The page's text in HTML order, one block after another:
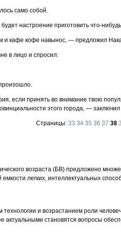
само собой.
настроение приготовить что-
и кафе кофе навынос, — предложил
в лицо и спросил:
если принять во внимание твою
этого города, —
Страницы: 33 34 35 36 37 38
возраста (БВ) предложено
легких, интеллектуальных
и возрастанием роли
актуальными становятся вопросы